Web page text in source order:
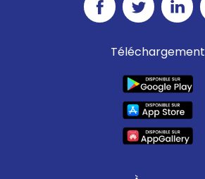
Téléchargement